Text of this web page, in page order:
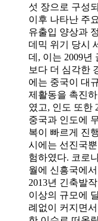
섯 장으로 구성
이후 나타난 주
유출입 양상과
데믹 위기 당시
데, 이는 2009년
보다 더 심각한
에는 중국이 대
제활동을 촉진
였고, 인도 또한
중국과 인도에
복이 빠르게 진
시에는 선진국
험하였다. 코로
월에 신흥국에
2013년 긴축발
이상의 규모에
례없이 커지면